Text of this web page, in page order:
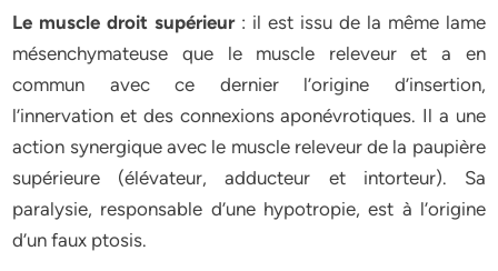
Le muscle droit supérieur: il est issu de la même lame
mésenchymateuse que le muscle releveur et a en
commun avec ce dernier l’origine d’insertion,
l’innervation et des connexions aponévrotiques. Il a une
action synergique avec le muscle releveur de la paupière
supérieure (élévateur, adducteur et intorteur). Sa
paralysie, responsable d’une hypotropie, est à l’origine
d’un faux ptosis.